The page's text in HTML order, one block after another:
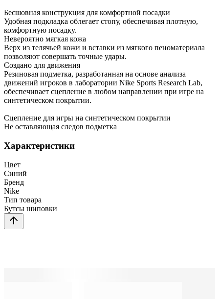
Бесшовная конструкция для комфортной посадки
Удобная подкладка облегает стопу, обеспечивая плотную,
комфортную посадку.
Невероятно мягкая кожа
Верх из телячьей кожи и вставки из мягкого пеноматериала
позволяют совершать точные удары.
Создано для движения
Резиновая подметка, разработанная на основе анализа
движений игроков в лаборатории Nike Sports Research Lab,
обеспечивает сцепление в любом направлении при игре на
синтетическом покрытии.
Сцепление для игры на синтетическом покрытии
Не оставляющая следов подметка
Характеристики
Цвет
Синий
Бренд
Nike
Тип товара
Бутсы шиповки